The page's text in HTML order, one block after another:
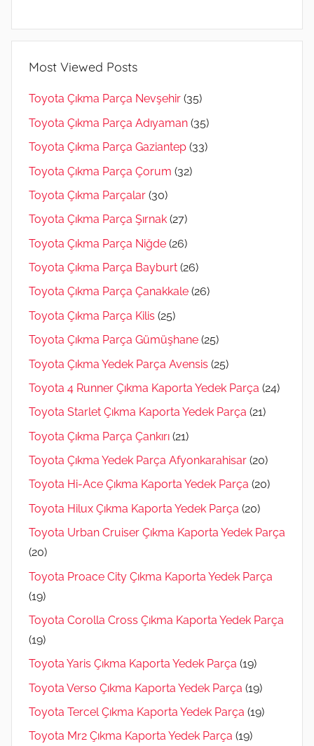
Most Viewed Posts
Toyota Çıkma Parça Nevşehir (35)
Toyota Çıkma Parça Adıyaman (35)
Toyota Çıkma Parça Gaziantep (33)
Toyota Çıkma Parça Çorum (32)
Toyota Çıkma Parçalar (30)
Toyota Çıkma Parça Şırnak (27)
Toyota Çıkma Parça Niğde (26)
Toyota Çıkma Parça Bayburt (26)
Toyota Çıkma Parça Çanakkale (26)
Toyota Çıkma Parça Kilis (25)
Toyota Çıkma Parça Gümüşhane (25)
Toyota Çıkma Yedek Parça Avensis (25)
Toyota 4 Runner Çıkma Kaporta Yedek Parça (24)
Toyota Starlet Çıkma Kaporta Yedek Parça (21)
Toyota Çıkma Parça Çankırı (21)
Toyota Çıkma Yedek Parça Afyonkarahisar (20)
Toyota Hi-Ace Çıkma Kaporta Yedek Parça (20)
Toyota Hilux Çıkma Kaporta Yedek Parça (20)
Toyota Urban Cruiser Çıkma Kaporta Yedek Parça
(20)
Toyota Proace City Çıkma Kaporta Yedek Parça
(19)
Toyota Corolla Cross Çıkma Kaporta Yedek Parça
(19)
Toyota Yaris Çıkma Kaporta Yedek Parça (19)
Toyota Verso Çıkma Kaporta Yedek Parça (19)
Toyota Tercel Çıkma Kaporta Yedek Parça (19)
Toyota Mr2 Çıkma Kaporta Yedek Parça (19)